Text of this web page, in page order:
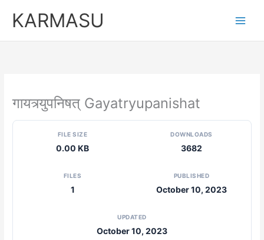
KARMASU
गायत्र्युपनिषत् Gayatryupanishat
FILE SIZE
0.00 KB
DOWNLOADS
3682
FILES
1
PUBLISHED
October 10, 2023
UPDATED
October 10, 2023